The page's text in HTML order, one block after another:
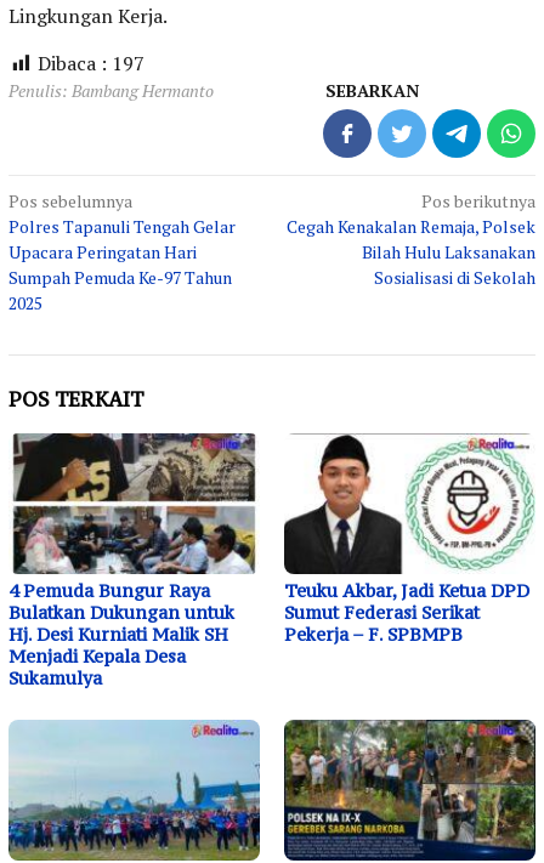
Lingkungan Kerja.
Dibaca : 197
Penulis: Bambang Hermanto SEBARKAN
Navigasi
pos
Pos sebelumnya
Polres Tapanuli Tengah Gelar
Upacara Peringatan Hari
Sumpah Pemuda Ke-97 Tahun
2025
Pos berikutnya
Cegah Kenakalan Remaja, Polsek
Bilah Hulu Laksanakan
Sosialisasi di Sekolah
POS TERKAIT
4 Pemuda Bungur Raya
Bulatkan Dukungan untuk
Hj. Desi Kurniati Malik SH
Menjadi Kepala Desa
Sukamulya
Teuku Akbar, Jadi Ketua DPD
Sumut Federasi Serikat
Pekerja – F. SPBMPB